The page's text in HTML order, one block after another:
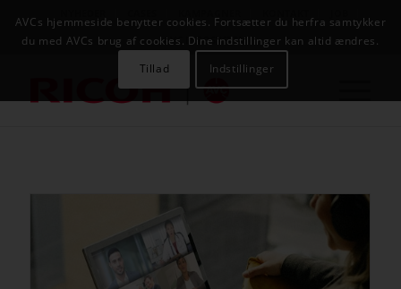
AVC INFOSYSTEM
AVCs hjemmeside benytter cookies. Fortsætter du herfra samtykker
du med AVCs brug af cookies. Dine indstillinger kan altid ændres.
Tillad
Indstillinger